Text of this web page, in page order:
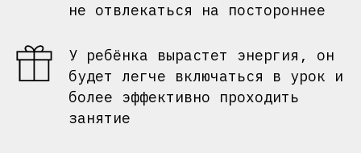
не отвлекаться на постороннее
У ребёнка вырастет энергия, он
будет легче включаться в урок и
более эффективно проходить
занятие